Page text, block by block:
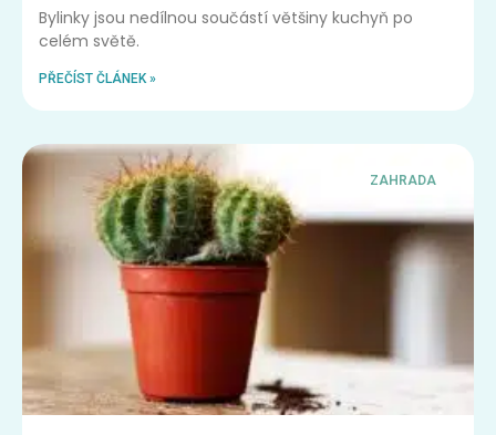
Bylinky jsou nedílnou součástí většiny kuchyň po
celém světě.
PŘEČÍST ČLÁNEK »
ZAHRADA